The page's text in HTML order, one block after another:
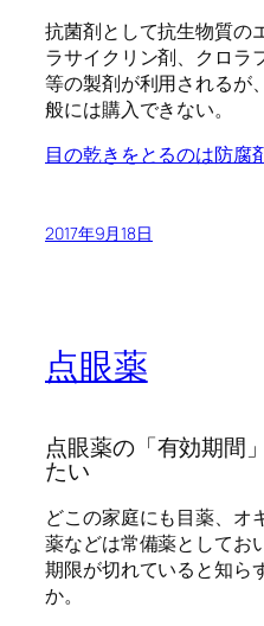
抗菌剤として抗生物質の
ラサイクリン剤、クロラ
等の製剤が利用されるが
般には購入できない。
目の乾きをとるのは防腐
2017年9月18日
点眼薬
点眼薬の「有効期間
たい
どこの家庭にも目薬、オ
薬などは常備薬としてお
期限が切れていると知ら
か。